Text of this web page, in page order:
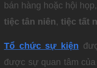
bán hàng hoặc hội
tiệc tân niên, tiệc tất
Tổ chức sự kiện
được sự quan tâm